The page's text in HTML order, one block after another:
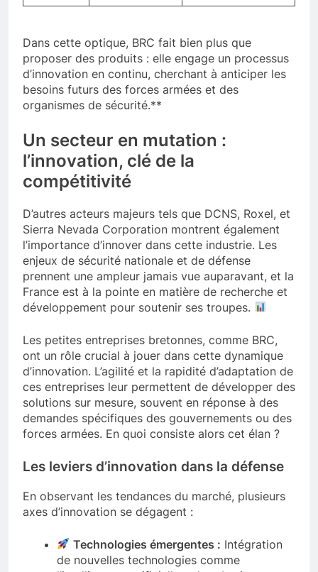
Dans cette optique, BRC fait bien plus que
proposer des produits : elle engage un processus
d’innovation en continu, cherchant à anticiper les
besoins futurs des forces armées et des
organismes de sécurité.**
Un secteur en mutation :
l’innovation, clé de la
compétitivité
D’autres acteurs majeurs tels que DCNS, Roxel, et
Sierra Nevada Corporation montrent également
l’importance d’innover dans cette industrie. Les
enjeux de sécurité nationale et de défense
prennent une ampleur jamais vue auparavant, et la
France est à la pointe en matière de recherche et
développement pour soutenir ses troupes.
Les petites entreprises bretonnes, comme BRC,
ont un rôle crucial à jouer dans cette dynamique
d’innovation. L’agilité et la rapidité d’adaptation de
ces entreprises leur permettent de développer des
solutions sur mesure, souvent en réponse à des
demandes spécifiques des gouvernements ou des
forces armées. En quoi consiste alors cet élan ?
Les leviers d’innovation dans la défense
En observant les tendances du marché, plusieurs
axes d’innovation se dégagent :
Technologies émergentes : Intégration
de nouvelles technologies comme